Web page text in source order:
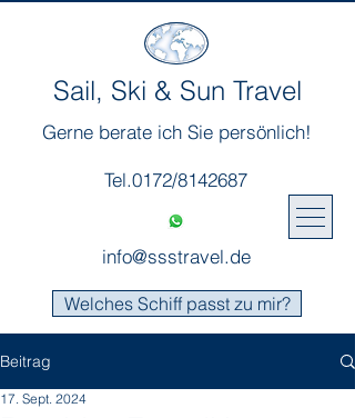
Sail, Ski & Sun Travel
Gerne berate ich Sie persönlich!
Tel.0172/8142687
info@ssstravel.de
Welches Schiff passt zu mir?
Beitrag
17. Sept. 2024